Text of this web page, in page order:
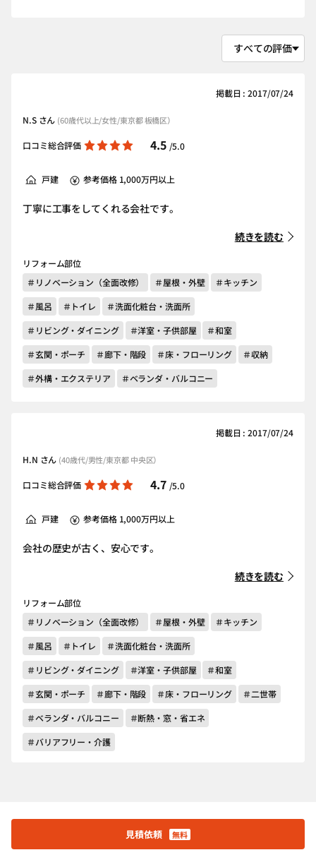
掲載日 : 2017/07/24
N.S さん (60歳代以上/女性/東京都 板橋区）
口コミ総合評価 4.5 /5.0
戸建 参考価格 1,000万円以上
丁寧に工事をしてくれる会社です。
続きを読む
リフォーム部位
＃リノベーション（全面改修）
＃屋根・外壁
＃キッチン
＃風呂
＃トイレ
＃洗面化粧台・洗面所
＃リビング・ダイニング
＃洋室・子供部屋
＃和室
＃玄関・ポーチ
＃廊下・階段 ＃床・フローリング
＃収納
＃外構・エクステリア
＃ベランダ・バルコニー
掲載日 : 2017/07/24
H.N さん (40歳代/男性/東京都 中央区）
口コミ総合評価 4.7 /5.0
戸建 参考価格 1,000万円以上
会社の歴史が古く、安心です。
続きを読む
リフォーム部位
＃リノベーション（全面改修）
＃屋根・外壁
＃キッチン
＃風呂
＃トイレ
＃洗面化粧台・洗面所
＃リビング・ダイニング
＃洋室・子供部屋
＃和室
＃玄関・ポーチ
＃廊下・階段 ＃床・フローリング
＃二世帯
＃ベランダ・バルコニー
＃断熱・窓・省エネ
＃バリアフリー・介護
見積依頼 無料